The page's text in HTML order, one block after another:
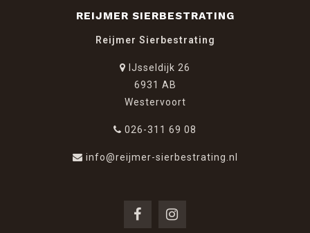
REIJMER SIERBESTRATING
Reijmer Sierbestrating
IJsseldijk 26
6931 AB
Westervoort
026-311 69 08
info@reijmer-sierbestrating.nl